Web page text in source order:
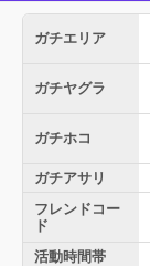
ガチエリア
ガチヤグラ
ガチホコ
ガチアサリ
フレンドコー
ド
活動時間帯